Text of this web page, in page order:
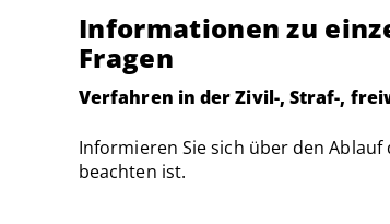
Informationen zu
Fragen
Verfahren in der Zivil-, Straf-,
Informieren Sie sich über den
beachten ist.